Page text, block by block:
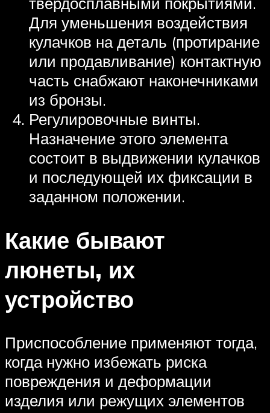
Для уменьшения воздействия
кулачков на деталь (протирание
или продавливание) контактную
часть снабжают наконечниками
из бронзы.
Регулировочные винты.
Назначение этого элемента
состоит в выдвижении кулачков
и последующей их фиксации в
заданном положении.
Какие бывают
люнеты, их
устройство
Приспособление применяют тогда,
когда нужно избежать риска
повреждения и деформации
изделия или режущих элементов